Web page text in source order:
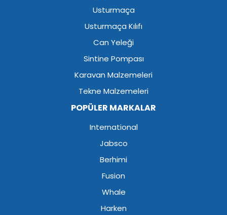
Usturmaça
Usturmaça Kılıfı
Can Yeleği
Sintine Pompası
Karavan Malzemeleri
Tekne Malzemeleri
POPÜLER MARKALAR
International
Jabsco
Berhimi
Fusion
Whale
Harken